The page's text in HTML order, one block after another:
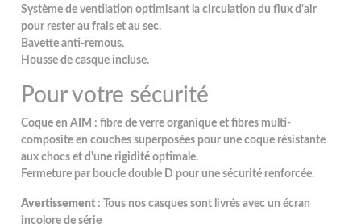
Système de ventilation optimisant la circulation du flux d'air
pour rester au frais et au sec.
Bavette anti-remous.
Housse de casque incluse.
Pour votre sécurité
Coque en AIM : fibre de verre organique et fibres multi-
composite en couches superposées pour une coque résistante
aux chocs et d'une rigidité optimale.
Fermeture par boucle double D pour une sécurité renforcée.
Avertissement : Tous nos casques sont livrés avec un écran
incolore de série